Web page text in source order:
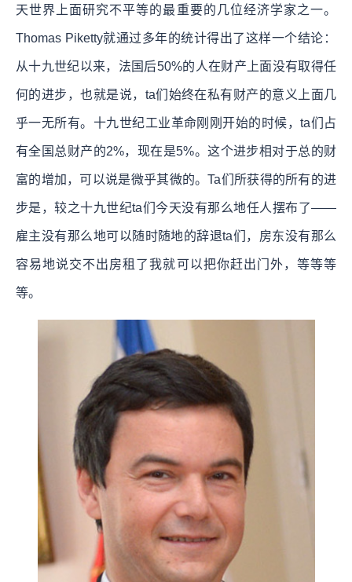
天世界上面研究不平等的最重要的几位经济学家之一。
Thomas Piketty就通过多年的统计得出了这样一个结论：
从十九世纪以来，法国后50%的人在财产上面没有取得任
何的进步，也就是说，ta们始终在私有财产的意义上面几
乎一无所有。 十九世纪工业革命刚刚开始的时候，ta们占
有全国总财产的2%，现在是5%。这个进步相对于总的财
富的增加，可以说是微乎其微的。Ta们所获得的所有的进
步是，较之十九世纪ta们今天没有那么地任人摆布了——
雇主没有那么地可以随时随地的辞退ta们，房东没有那么
容易地说交不出房租了我就可以把你赶出门外，等等等
等。